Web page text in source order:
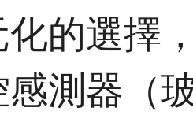
化的選擇
測器（